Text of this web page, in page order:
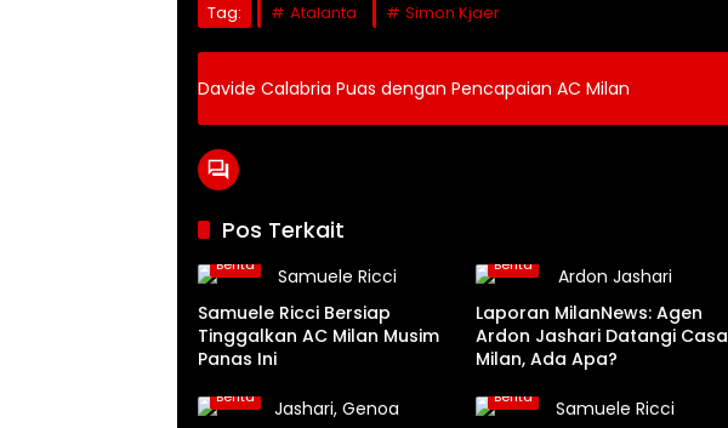
Tag: Atalanta Simon Kjaer
Davide Calabria Puas dengan Pencapaian AC Milan
Pos Terkait
Berita
Samuele Ricci Bersiap
Tinggalkan AC Milan Musim
Panas Ini
Berita
Laporan MilanNews: Agen
Ardon Jashari Datangi Casa
Milan, Ada Apa?
Berita Berita